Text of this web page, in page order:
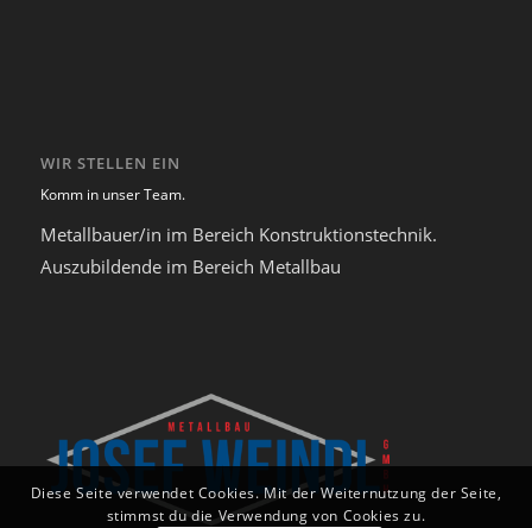
WIR STELLEN EIN
Komm in unser Team.
Metallbauer/in im Bereich Konstruktionstechnik.
Auszubildende im Bereich Metallbau
Diese Seite verwendet Cookies. Mit der Weiternutzung der Seite,
stimmst du die Verwendung von Cookies zu.